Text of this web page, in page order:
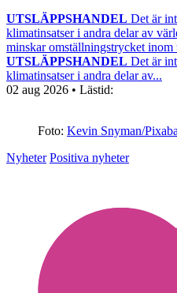
UTSLÄPPSHANDEL Det är
klimatinsatser i andra delar av
minskar omställningstrycket inom
UTSLÄPPSHANDEL Det är
klimatinsatser i andra delar av...
02 aug 2026 • Lästid:
Foto: Kevin Snyman/
Nyheter Positiva nyheter